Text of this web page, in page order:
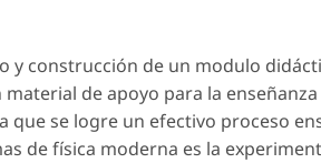
y construcción de un modulo
de apoyo para la
que se logre un efectivo proceso
de física moderna es la